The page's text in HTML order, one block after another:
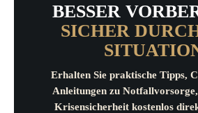
BESSER
SICHER
Erhalten Sie praktische Tipps,
Anleitungen zu
Krisensicherheit kostenlos